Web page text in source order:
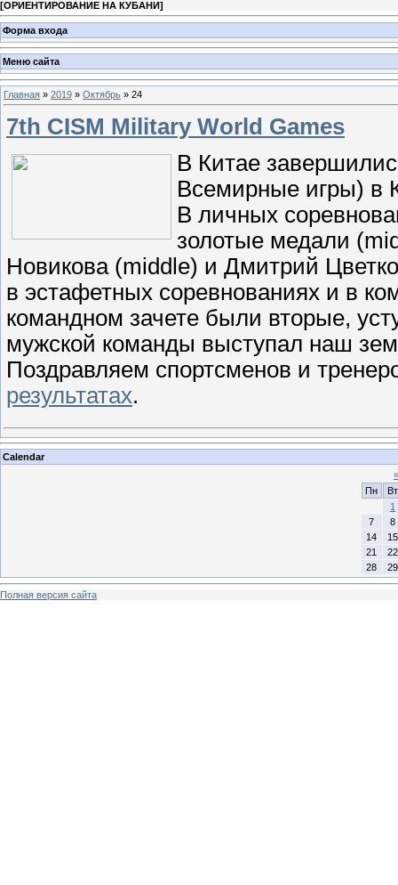
[ОРИЕНТИРОВАНИЕ НА КУБАНИ]
Форма входа
Меню сайта
Главная » 2019 » Октябрь » 24
7th CISM Military World Games
В Китае
Всемирные игры) в
В личных
золотые медали
Новикова (middle) и Дмитрий
в эстафетных соревнованиях и в
командном зачете были вторые,
мужской команды выступал наш
Поздравляем спортсменов и
результатах.
Calendar
«
Пн
Вт
1
7
8
14
15
21
22
28
29
Полная версия сайта